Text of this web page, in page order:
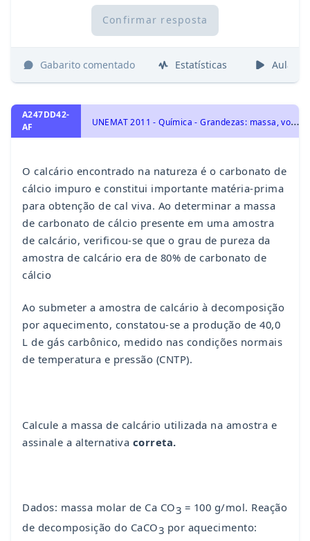
Confirmar resposta
Gabarito comentado Estatísticas Aulas
A247DD42-
AF
U
NEMAT 2011 - Química - Grandezas: massa, volume, mol, massa molar, constante de Avogadro e Estequiometria., Representação das transformações químicas
O calcário encontrado na natureza é o carbonato de
cálcio impuro e constitui importante matéria-prima
para obtenção de cal viva. Ao determinar a massa
de carbonato de cálcio presente em uma amostra
de calcário, verificou-se que o grau de pureza da
amostra de calcário era de 80% de carbonato de
cálcio
Ao submeter a amostra de calcário à decomposição
por aquecimento, constatou-se a produção de 40,0
L de gás carbônico, medido nas condições normais
de temperatura e pressão (CNTP).
Calcule a massa de calcário utilizada na amostra e
assinale a alternativa correta.
Dados: massa molar de Ca CO3 = 100 g/mol. Reação
de decomposição do CaCO3 por aquecimento: